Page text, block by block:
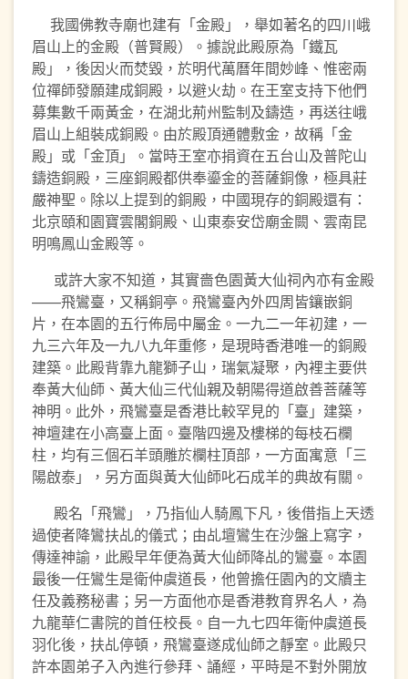
我國佛教寺廟也建有「金殿」，舉如著名的四川峨
眉山上的金殿（普賢殿）。據說此殿原為「鐵瓦
殿」，後因火而焚毀，於明代萬曆年間妙峰、惟密兩
位禪師發願建成銅殿，以避火劫。在王室支持下他們
募集數千兩黃金，在湖北荊州監制及鑄造，再送往峨
眉山上組裝成銅殿。由於殿頂通體敷金，故稱「金
殿」或「金頂」。當時王室亦捐資在五台山及普陀山
鑄造銅殿，三座銅殿都供奉鎏金的菩薩銅像，極具莊
嚴神聖。除以上提到的銅殿，中國現存的銅殿還有：
北京頤和園寶雲閣銅殿、山東泰安岱廟金闕、雲南昆
明鳴鳳山金殿等。
或許大家不知道，其實嗇色園黃大仙祠內亦有金殿
——飛鸞臺，又稱銅亭。飛鸞臺內外四周皆鑲嵌銅
片，在本園的五行佈局中屬金。一九二一年初建，一
九三六年及一九八九年重修，是現時香港唯一的銅殿
建築。此殿背靠九龍獅子山，瑞氣凝聚，內裡主要供
奉黃大仙師、黃大仙三代仙親及朝陽得道啟善菩薩等
神明。此外，飛鸞臺是香港比較罕見的「臺」建築，
神壇建在小高臺上面。臺階四邊及樓梯的每枝石欄
柱，均有三個石羊頭雕於欄柱頂部，一方面寓意「三
陽啟泰」，另方面與黃大仙師叱石成羊的典故有關。
殿名「飛鸞」，乃指仙人騎鳳下凡，後借指上天透
過使者降鸞扶乩的儀式；由乩壇鸞生在沙盤上寫字，
傳達神諭，此殿早年便為黃大仙師降乩的鸞臺。本園
最後一任鸞生是衛仲虞道長，他曾擔任園內的文牘主
任及義務秘書；另一方面他亦是香港教育界名人，為
九龍華仁書院的首任校長。自一九七四年衛仲虞道長
羽化後，扶乩停頓，飛鸞臺遂成仙師之靜室。此殿只
許本園弟子入內進行參拜、誦經，平時是不對外開放